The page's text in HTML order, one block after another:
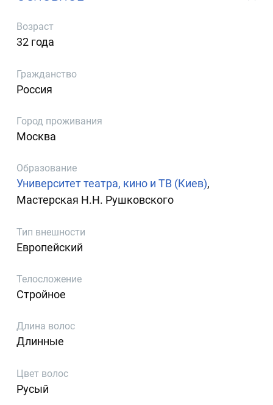
Возраст
32 года
Гражданство
Россия
Город проживания
Москва
Образование
Университет театра, кино и ТВ (Киев),
Мастерская Н.Н. Рушковского
Тип внешности
Европейский
Телосложение
Стройное
Длина волос
Длинные
Цвет волос
Русый